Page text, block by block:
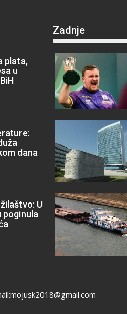
plata,
u
dana
U
Zadnje